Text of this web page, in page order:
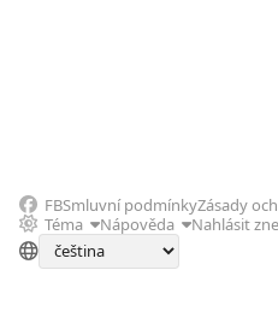
FBSmluvní podmínkyZásady
Téma
Nápověda Nahlásit